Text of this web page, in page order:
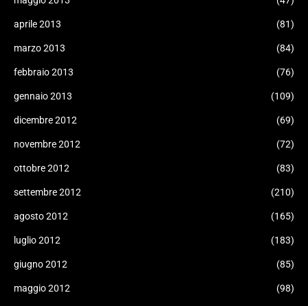
aprile 2013 (81)
marzo 2013 (84)
febbraio 2013 (76)
gennaio 2013 (109)
dicembre 2012 (69)
novembre 2012 (72)
ottobre 2012 (83)
settembre 2012 (210)
agosto 2012 (165)
luglio 2012 (183)
giugno 2012 (85)
maggio 2012 (98)